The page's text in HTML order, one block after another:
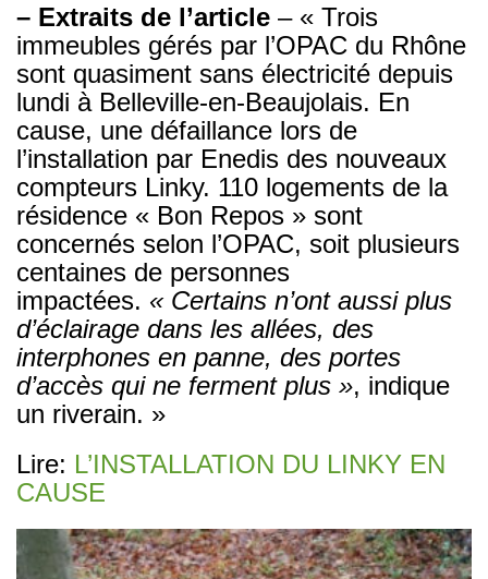
– Extraits de l’article – « Trois
immeubles gérés par l’OPAC du Rhône
sont quasiment sans électricité depuis
lundi à Belleville-en-Beaujolais. En
cause, une défaillance lors de
l’installation par Enedis des nouveaux
compteurs Linky. 110 logements de la
résidence « Bon Repos » sont
concernés selon l’OPAC, soit plusieurs
centaines de personnes
impactées. « Certains n’ont aussi plus
d’éclairage dans les allées, des
interphones en panne, des portes
d’accès qui ne ferment plus », indique
un riverain. »
Lire: L’INSTALLATION DU LINKY EN
CAUSE